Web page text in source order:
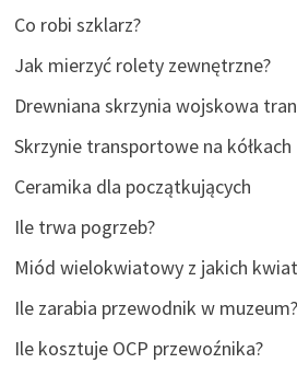
Co robi szklarz?
Jak mierzyć rolety zewnętrzne?
Drewniana skrzynia wojskowa
Skrzynie transportowe na kółkach
Ceramika dla początkujących
Ile trwa pogrzeb?
Miód wielokwiatowy z jakich
Ile zarabia przewodnik w muzeum?
Ile kosztuje OCP przewoźnika?